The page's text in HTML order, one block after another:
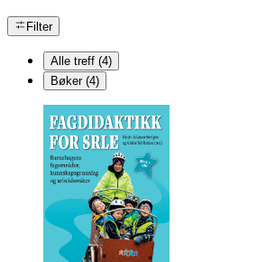
Filter
Alle treff (4)
Bøker (4)